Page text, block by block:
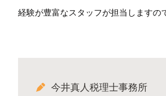
経験が豊富なスタッフが担当しますの
今井真人税理士事務所